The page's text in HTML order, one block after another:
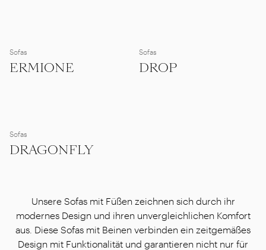
Sofas
ERMIONE
Sofas
DROP
Sofas
DRAGONFLY
Unsere Sofas mit Füßen zeichnen sich durch ihr
modernes Design und ihren unvergleichlichen Komfort
aus. Diese Sofas mit Beinen verbinden ein zeitgemäßes
Design mit Funktionalität und garantieren nicht nur für